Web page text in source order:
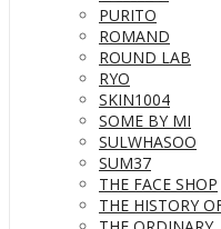
PURITO
ROMAND
ROUND LAB
RYO
SKIN1004
SOME BY MI
SULWHASOO
SUM37
THE FACE SHOP
THE HISTORY